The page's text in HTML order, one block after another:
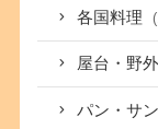
各国料理
屋台・野
パン・サ